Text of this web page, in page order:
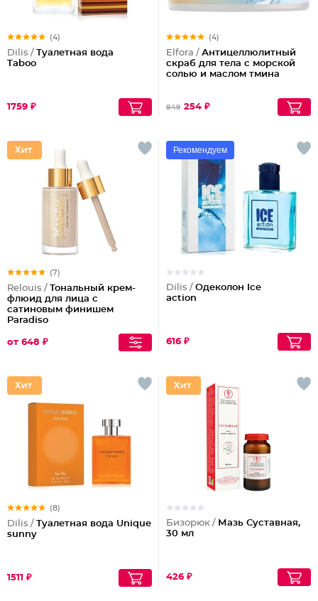
(4)
Dilis / Туалетная вода
Taboo
1759 ₽
(4)
Elfora / Антицеллюлитный
скраб для тела с морской
солью и маслом тмина
849 254 ₽
(7)
Relouis / Тональный крем-
флюид для лица c
сатиновым финишем
Paradiso
от 648 ₽
Рекомендуем
Dilis / Одеколон Ice
action
616 ₽
(8)
Dilis / Туалетная вода Unique
sunny
1511 ₽
Бизорюк / Мазь Суставная,
30 мл
426 ₽